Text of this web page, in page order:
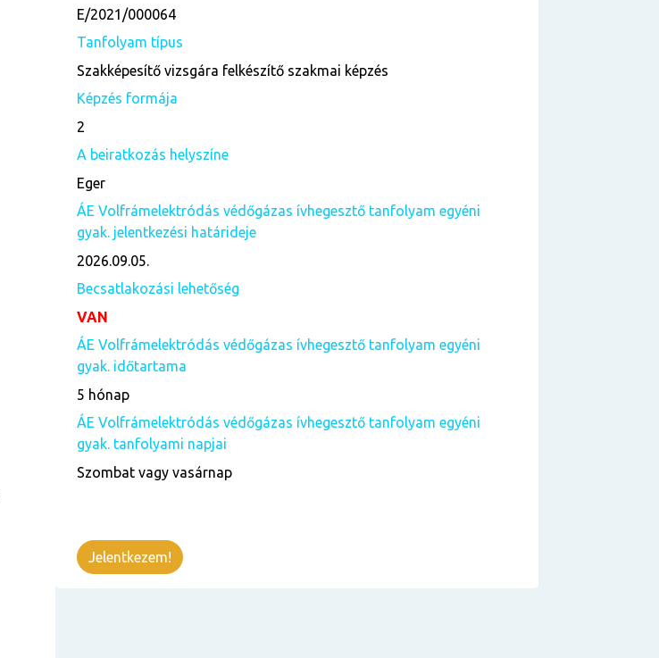
E/2021/000064
Tanfolyam típus
Szakképesítő vizsgára felkészítő szakmai képzés
Képzés formája
2
A beiratkozás helyszíne
Eger
ÁE Volfrámelektródás védőgázas ívhegesztő tanfolyam egyéni
gyak. jelentkezési határideje
2026.09.05.
Becsatlakozási lehetőség
VAN
ÁE Volfrámelektródás védőgázas ívhegesztő tanfolyam egyéni
gyak. időtartama
5 hónap
ÁE Volfrámelektródás védőgázas ívhegesztő tanfolyam egyéni
gyak. tanfolyami napjai
Szombat vagy vasárnap
Jelentkezem!